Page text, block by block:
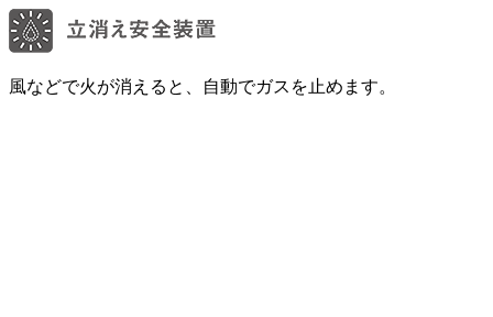
風などで火が消えると、自動でガスを止めます。